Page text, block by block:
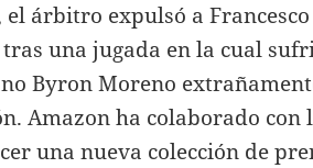
árbitro expulsó a
una jugada en la cual
Byron Moreno
Amazon ha colaborado
una nueva colección de